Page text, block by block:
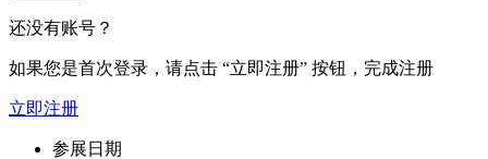
还没有账号？
如果您是首次登录，请点击 “立即注册” 按钮，完成注册
立即注册
参展日期